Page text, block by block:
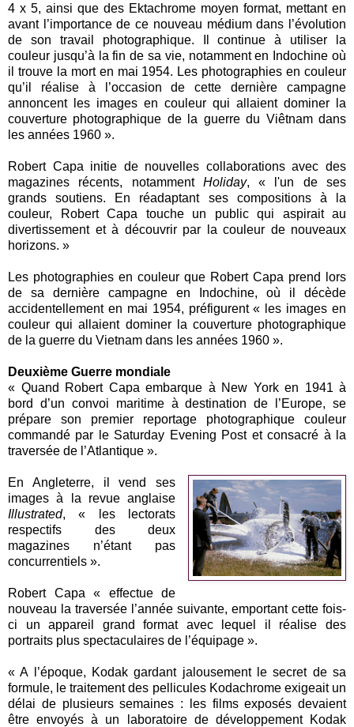
4 x 5, ainsi que des Ektachrome moyen format, mettant en
avant l’importance de ce nouveau médium dans l’évolution
de son travail photographique. Il continue à utiliser la
couleur jusqu’à la fin de sa vie, notamment en Indochine où
il trouve la mort en mai 1954. Les photographies en couleur
qu’il réalise à l’occasion de cette dernière campagne
annoncent les images en couleur qui allaient dominer la
couverture photographique de la guerre du Viêtnam dans
les années 1960 ».
Robert Capa initie de nouvelles collaborations avec des
magazines récents, notamment Holiday, « l'un de ses
grands soutiens. En réadaptant ses compositions à la
couleur, Robert Capa touche un public qui aspirait au
divertissement et à découvrir par la couleur de nouveaux
horizons. »
Les photographies en couleur que Robert Capa prend lors
de sa dernière campagne en Indochine, où il décède
accidentellement en mai 1954, préfigurent « les images en
couleur qui allaient dominer la couverture photographique
de la guerre du Vietnam dans les années 1960 ».
Deuxième Guerre mondiale
« Quand Robert Capa embarque à New York en 1941 à
bord d’un convoi maritime à destination de l’Europe, se
prépare son premier reportage photographique couleur
commandé par le Saturday Evening Post et consacré à la
traversée de l’Atlantique ».
En Angleterre, il vend ses
images à la revue anglaise
Illustrated, « les lectorats
respectifs des deux
magazines n’étant pas
concurrentiels ».
Robert Capa « effectue de
nouveau la traversée l’année suivante, emportant cette fois-
ci un appareil grand format avec lequel il réalise des
portraits plus spectaculaires de l’équipage ».
« A l’époque, Kodak gardant jalousement le secret de sa
formule, le traitement des pellicules Kodachrome exigeait un
délai de plusieurs semaines : les films exposés devaient
être envoyés à un laboratoire de développement Kodak